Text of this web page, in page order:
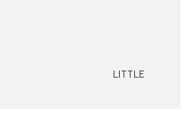
LITTLE